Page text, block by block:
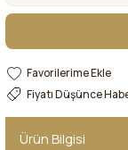
Fiyatı Düşünce
Ürün Bilgisi